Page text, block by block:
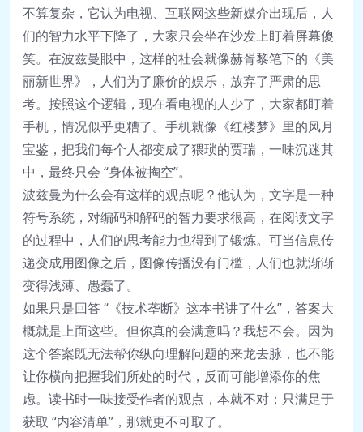
不算复杂，它认为电视、互联网这些新媒介出现后，人
们的智力水平下降了，大家只会坐在沙发上盯着屏幕傻
笑。在波兹曼眼中，这样的社会就像赫胥黎笔下的《美
丽新世界》，人们为了廉价的娱乐，放弃了严肃的思
考。按照这个逻辑，现在看电视的人少了，大家都盯着
手机，情况似乎更糟了。手机就像《红楼梦》里的风月
宝鉴，把我们每个人都变成了猥琐的贾瑞，一味沉迷其
中，最终只会 “身体被掏空”。
波兹曼为什么会有这样的观点呢？他认为，文字是一种
符号系统，对编码和解码的智力要求很高，在阅读文字
的过程中，人们的思考能力也得到了锻炼。可当信息传
递变成用图像之后，图像传播没有门槛，人们也就渐渐
变得浅薄、愚蠢了。
如果只是回答 “《技术垄断》这本书讲了什么”，答案大
概就是上面这些。但你真的会满意吗？我想不会。因为
这个答案既无法帮你纵向理解问题的来龙去脉，也不能
让你横向把握我们所处的时代，反而可能增添你的焦
虑。读书时一味接受作者的观点，本就不对；只满足于
获取 “内容清单”，那就更不可取了。